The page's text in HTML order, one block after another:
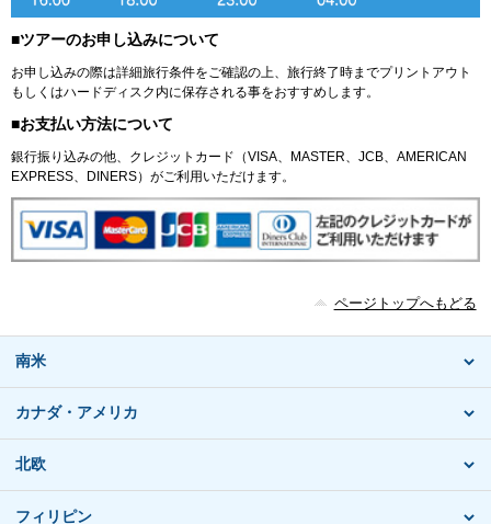
■ツアーのお申し込みについて
お申し込みの際は詳細旅行条件をご確認の上、旅行終了時までプリントアウト
もしくはハードディスク内に保存される事をおすすめします。
■お支払い方法について
銀行振り込みの他、クレジットカード（VISA、MASTER、JCB、AMERICAN
EXPRESS、DINERS）がご利用いただけます。
ページトップへもどる
南米
カナダ・アメリカ
北欧
フィリピン